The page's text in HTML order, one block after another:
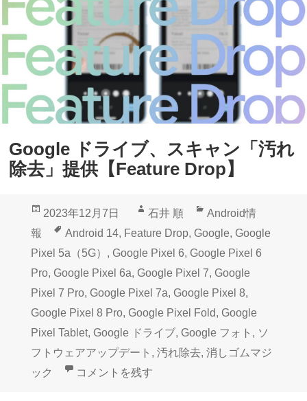
Google ドライブ、スキャン「汚れ
除去」提供【Feature Drop】
投
日:
2023年12月7日
作
成
者
石井 順
カ
テ
ゴ
リ
ー
Android情
報
タ
グ
Android 14, Feature Drop, Google, Google
Pixel 5a（5G） , Google Pixel 6, Google Pixel 6
Pro, Google Pixel 6a, Google Pixel 7, Google
Pixel 7 Pro, Google Pixel 7a, Google Pixel 8,
Google Pixel 8 Pro, Google Pixel Fold, Google
Pixel Tablet, Google ドライブ, Google フォト , ソ
フトウェアアップデート , 汚れ除去, 消しゴムマジ
ック
Google ドライブ、スキャン「汚れ除去」提供
コメントを残す